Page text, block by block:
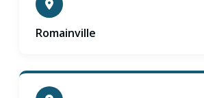
Romainville